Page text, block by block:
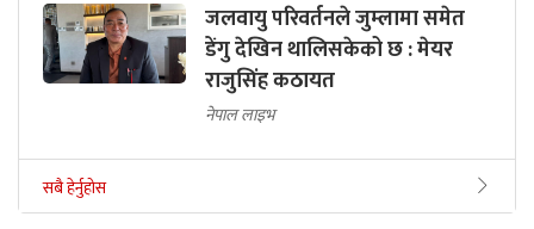
जलवायु परिवर्तनले जुम्लामा समेत
डेंगु देखिन थालिसकेको छ : मेयर
राजुसिंह कठायत
नेपाल लाइभ
सबै हेर्नुहोस